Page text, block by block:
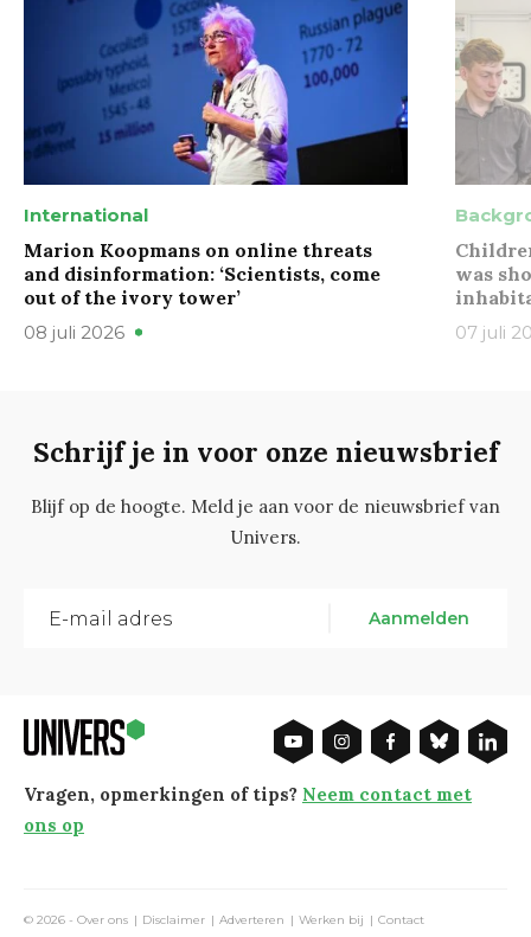
International
Marion Koopmans on online threats
and disinformation: ‘Scientists, come
out of the ivory tower’
08 juli 2026
was
07 juli
Schrijf je in voor onze nieuwsbrief
Blijf op de hoogte. Meld je aan voor de nieuwsbrief van
Univers.
Aanmelden
Vragen, opmerkingen of tips? Neem contact met
ons op
© 2026 - Over ons Disclaimer Adverteren Werken bij Contact